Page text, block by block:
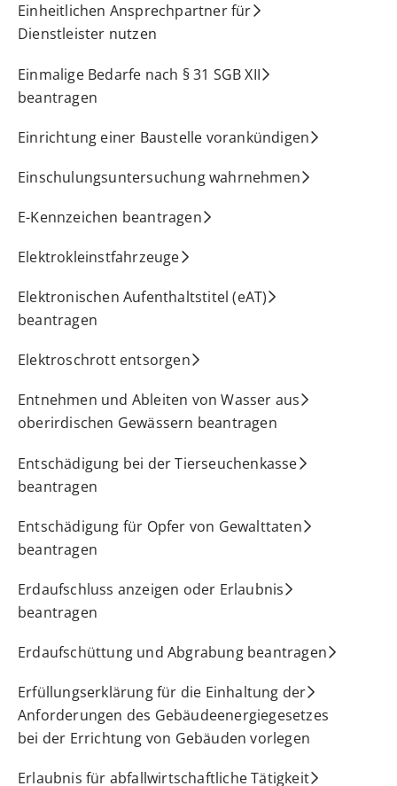
Einheitlichen Ansprechpartner für
Dienstleister nutzen
Einmalige Bedarfe nach § 31 SGB XII
beantragen
Einrichtung einer Baustelle vorankündigen
Einschulungsuntersuchung wahrnehmen
E-Kennzeichen beantragen
Elektrokleinstfahrzeuge
Elektronischen Aufenthaltstitel (eAT)
beantragen
Elektroschrott entsorgen
Entnehmen und Ableiten von Wasser aus
oberirdischen Gewässern beantragen
Entschädigung bei der Tierseuchenkasse
beantragen
Entschädigung für Opfer von Gewalttaten
beantragen
Erdaufschluss anzeigen oder Erlaubnis
beantragen
Erdaufschüttung und Abgrabung beantragen
Erfüllungserklärung für die Einhaltung der
Anforderungen des Gebäudeenergiegesetzes
bei der Errichtung von Gebäuden vorlegen
Erlaubnis für abfallwirtschaftliche Tätigkeit